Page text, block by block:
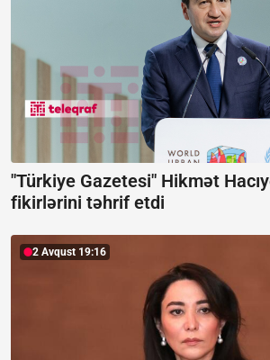
"Türkiye Gazetesi" Hikmət
fikirlərini təhrif etdi
2 Avqust 19:16